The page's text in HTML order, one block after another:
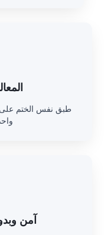
طبق نفس الختم على
آمن